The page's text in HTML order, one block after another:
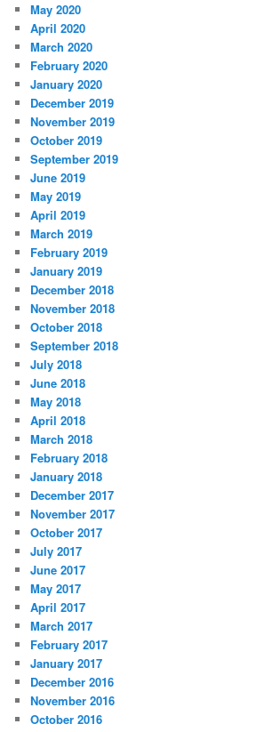
May 2020
April 2020
March 2020
February 2020
January 2020
December 2019
November 2019
October 2019
September 2019
June 2019
May 2019
April 2019
March 2019
February 2019
January 2019
December 2018
November 2018
October 2018
September 2018
July 2018
June 2018
May 2018
April 2018
March 2018
February 2018
January 2018
December 2017
November 2017
October 2017
July 2017
June 2017
May 2017
April 2017
March 2017
February 2017
January 2017
December 2016
November 2016
October 2016